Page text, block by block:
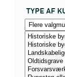
TYPE AF